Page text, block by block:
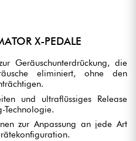
X-PEDALE
Geräuschunterdrückung, die
eliminiert, ohne den
und ultraflüssiges Release
Technologie.
zur Anpassung an jede Art